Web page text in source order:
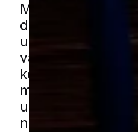
Mår kan skabe
de først har
udnytte selv små
være svært selv
kommer ind.
målrettet indsats
utryghed
naboer.